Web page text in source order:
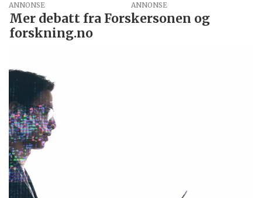
ANNONSE
Mer debatt fra Forskersonen og
forskning.no